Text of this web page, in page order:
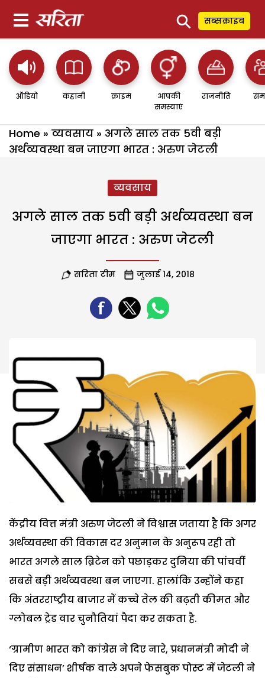
⚲ सब्सक्राइब
ऑडियो कहानी क्राइम
आपकी
समस्याएं
राजनीति
Home » व्यवसाय » अगले साल तक 5वी बड़ी
अर्थव्यवस्था बन जाएगा भारत : अरुण जेटली
व्यवसाय
अगले साल तक 5वी बड़ी अर्थव्यवस्था बन
जाएगा भारत : अरुण जेटली
सरिता टीम जुलाई 14, 2018
केंद्रीय वित्त मंत्री अरुण जेटली ने विश्वास जताया है कि अगर
अर्थव्यवस्था की विकास दर अनुमान के अनुरूप रही तो
भारत अगले साल ब्रिटेन को पछाड़कर दुनिया की पांचवीं
सबसे बड़ी अर्थव्यवस्था बन जाएगा. हालांकि उन्होंने कहा
कि अंतरराष्ट्रीय बाजार में कच्चे तेल की बढ़ती कीमत और
ग्लोबल ट्रेड वार चुनौतियां पैदा कर सकता है.
‘ग्रामीण भारत को कांग्रेस ने दिए नारे, प्रधानमंत्री मोदी ने
दिए संसाधन’ शीर्षक वाले अपने फेसबुक पोस्ट में जेटली ने